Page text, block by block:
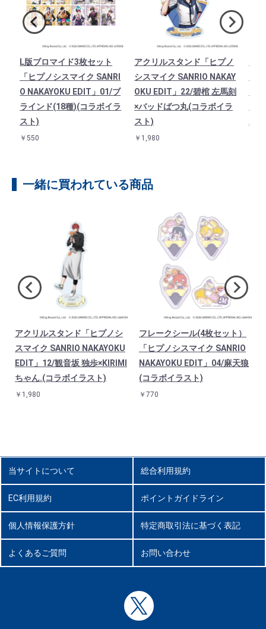
L版ブロマイド3枚セット
「ヒプノシスマイク SANRI
O NAKAYOKU EDIT」01/ブ
ラインド(18種)(コラボイラ
スト)
￥550
アクリルスタンド「ヒプノ
シスマイク SANRIO NAKAY
OKU EDIT」22/碧棺 左馬刻
×バッドばつ丸(コラボイラ
スト)
￥1,980
一緒に買われている商品
アクリルスタンド「ヒプノシ
スマイク SANRIO NAKAYOKU
EDIT」12/観音坂 独歩×KIRIMI
ちゃん.(コラボイラスト)
￥1,980
フレークシール(4枚セット）
「ヒプノシスマイク SANRIO
NAKAYOKU EDIT」04/麻天狼
(コラボイラスト)
￥770
当サイトについて 総合利用規約
EC利用規約 ポイントガイドライン
個人情報保護方針 特定商取引法に基づく表記
よくあるご質問 お問い合わせ